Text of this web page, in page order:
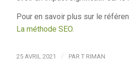
Pour en savoir plus sur le
La méthode SEO.
25 AVRIL 2021 / PAR T RIMAN